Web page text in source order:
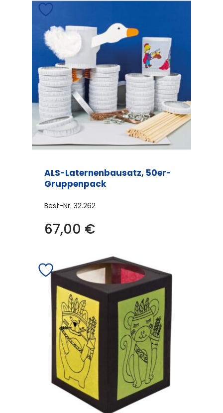
ALS-Laternenbausatz, 50er-
Gruppenpack
Best-Nr. 32.262
67,00 €